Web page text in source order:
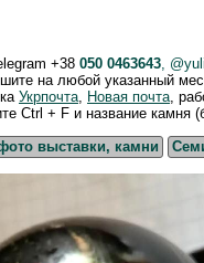
+38 050 0463643 ,
на любой указанный
Укрпочта Новая почта ,
Ctrl + F и название камня
выставки, камни